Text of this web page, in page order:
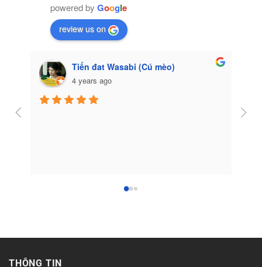
powered by Google
review us on
Tiến đat Wasabi (Cú mèo)
4 years ago
THÔNG TIN